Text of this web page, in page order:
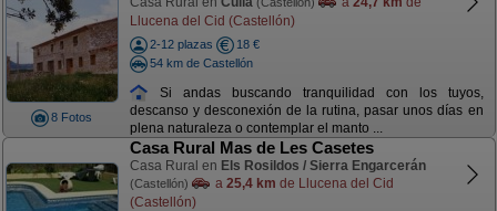
8 Fotos
Llucena del Cid (Castellón)
2-12 plazas
18 €
54 km de Castellón
Si andas buscando tranquilidad con los tuyos,
descanso y desconexión de la rutina, pasar unos días en
plena naturaleza o contemplar el manto ...
Casa Rural Mas de Les Casetes
Casa Rural en Els Rosildos / Sierra Engarcerán
(Castellón) a 25,4 km de Llucena del Cid
(Castellón)